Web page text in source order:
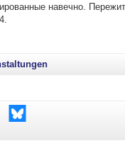
навечно.
Bluesky